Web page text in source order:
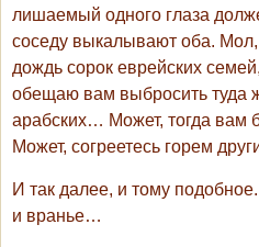
лишаемый одного глаза
соседу выкалывают оба.
дождь сорок еврейских
обещаю вам выбросить туда
арабских… Может, тогда вам
Может, согреетесь горем
И так далее, и тому
и вранье…